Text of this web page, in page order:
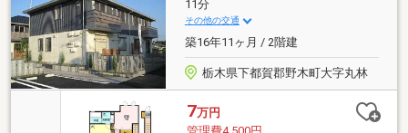
11分
その他の交通
築16年11ヶ月 / 2階建
栃木県下都賀郡野木町大字丸林
7万円